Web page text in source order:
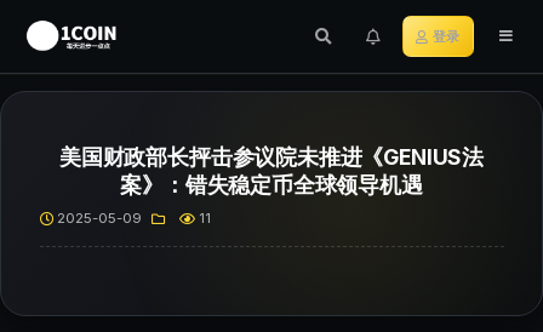
登录
美国财政部长抨击参议院未推进《GENIUS法
案》：错失稳定币全球领导机遇
2025-05-09 11